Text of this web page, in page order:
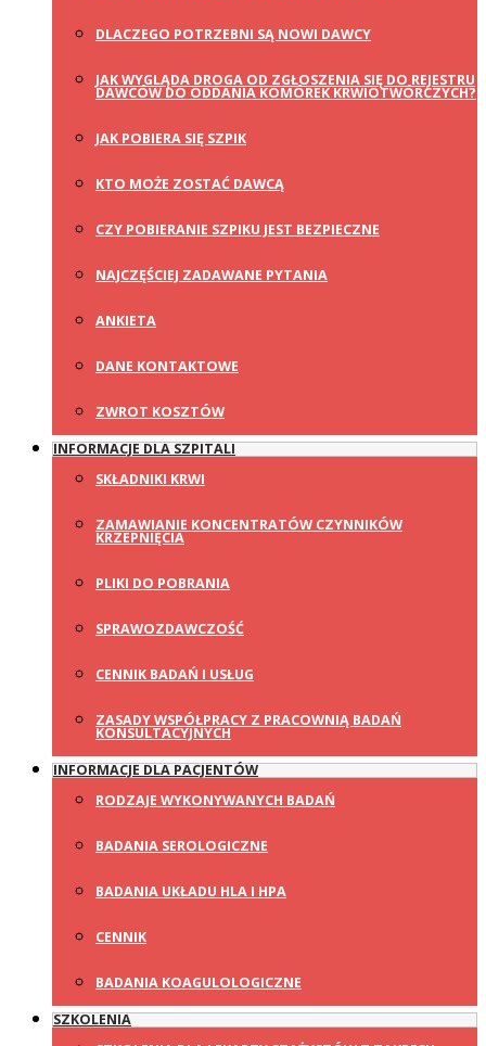
DLACZEGO POTRZEBNI SĄ NOWI DAWCY
JAK WYGLĄDA DROGA OD ZGŁOSZENIA SIĘ DO REJESTRU
DAWCÓW DO ODDANIA KOMÓREK KRWIOTWÓRCZYCH?
JAK POBIERA SIĘ SZPIK
KTO MOŻE ZOSTAĆ DAWCĄ
CZY POBIERANIE SZPIKU JEST BEZPIECZNE
NAJCZĘŚCIEJ ZADAWANE PYTANIA
ANKIETA
DANE KONTAKTOWE
ZWROT KOSZTÓW
INFORMACJE DLA SZPITALI
SKŁADNIKI KRWI
ZAMAWIANIE KONCENTRATÓW CZYNNIKÓW
KRZEPNIĘCIA
PLIKI DO POBRANIA
SPRAWOZDAWCZOŚĆ
CENNIK BADAŃ I USŁUG
ZASADY WSPÓŁPRACY Z PRACOWNIĄ BADAŃ
KONSULTACYJNYCH
INFORMACJE DLA PACJENTÓW
RODZAJE WYKONYWANYCH BADAŃ
BADANIA SEROLOGICZNE
BADANIA UKŁADU HLA I HPA
CENNIK
BADANIA KOAGULOLOGICZNE
SZKOLENIA